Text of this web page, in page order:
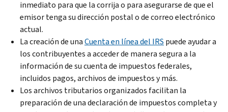
inmediato para que la corrija o para asegurarse de que el
emisor tenga su dirección postal o de correo electrónico
actual.
La creación de unaCuenta en línea del IRS puede ayudar a
los contribuyentes a acceder de manera segura a la
información de su cuenta de impuestos federales,
incluidos pagos, archivos de impuestos y más.
Los archivos tributarios organizados facilitan la
preparación de una declaración de impuestos completa y